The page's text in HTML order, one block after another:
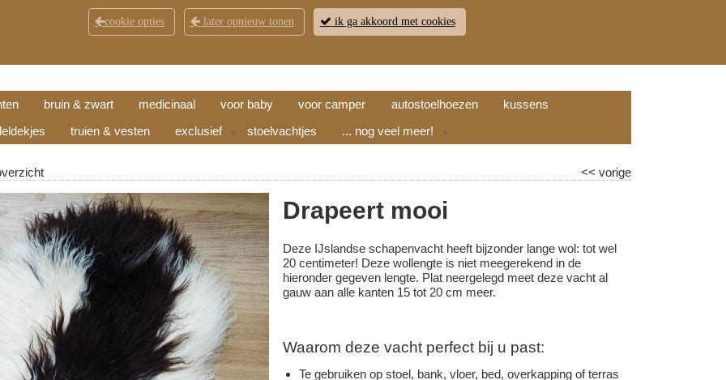
KLANTENSERVICE CONTACT OPENINGSTIJDEN RETOUR WINKELWAGEN (
bruin & zwart medicinaal voor baby voor camper autostoelhoezen
kussens
truien & vesten exclusief ▼ stoelvachtjes ... nog veel meer! ▼
<< vorige
Drapeert mooi
Deze IJslandse schapenvacht heeft bijzonder lange wol: tot wel
20 centimeter! Deze wollengte is niet meegerekend in de
hieronder gegeven lengte. Plat neergelegd meet deze vacht al
gauw aan alle kanten 15 tot 20 cm meer.
Waarom deze vacht perfect bij u past:
Te gebruiken op stoel, bank, vloer, bed, overkapping of terras
cookie opties later opnieuw tonen ik ga akkoord met cookies